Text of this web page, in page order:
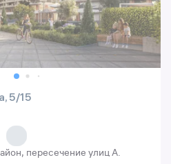
5/15
пересечение улиц А.